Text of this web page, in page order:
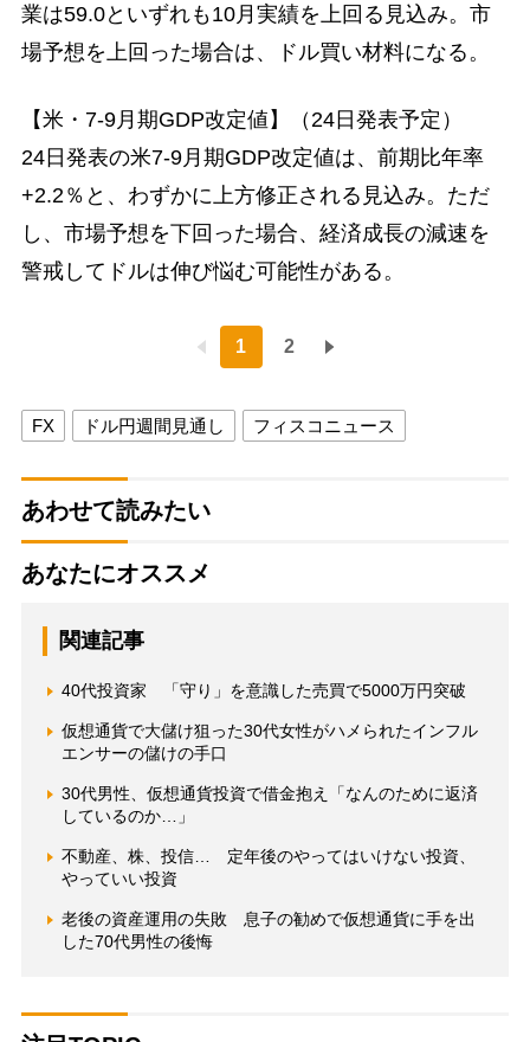
業は59.0といずれも10月実績を上回る見込み。市
場予想を上回った場合は、ドル買い材料になる。
【米・7-9月期GDP改定値】（24日発表予定）
24日発表の米7-9月期GDP改定値は、前期比年率
+2.2％と、わずかに上方修正される見込み。ただ
し、市場予想を下回った場合、経済成長の減速を
警戒してドルは伸び悩む可能性がある。
1 2
FX ドル円週間見通し フィスコニュース
あわせて読みたい
あなたにオススメ
関連記事
40代投資家 「守り」を意識した売買で5000万円突破
仮想通貨で大儲け狙った30代女性がハメられたインフル
エンサーの儲けの手口
30代男性、仮想通貨投資で借金抱え「なんのために返済
しているのか…」
不動産、株、投信… 定年後のやってはいけない投資、
やっていい投資
老後の資産運用の失敗 息子の勧めで仮想通貨に手を出
した70代男性の後悔